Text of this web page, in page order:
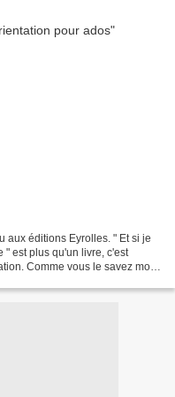
aux éditions Eyrolles. " Et si je
" est plus qu'un livre, c'est
Comme vous le savez mon